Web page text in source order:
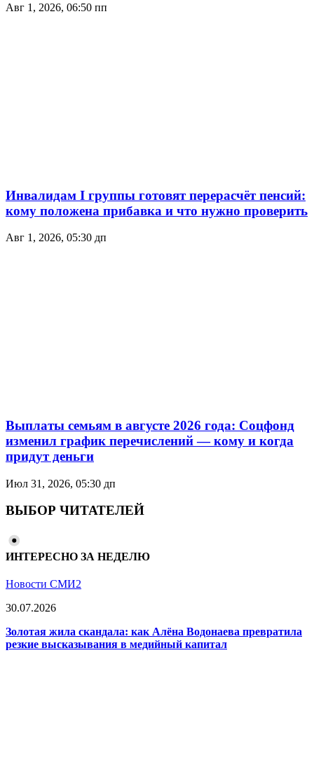
Авг 1, 2026, 06:50 пп
Инвалидам I группы готовят перерасчёт пенсий:
кому положена прибавка и что нужно проверить
Авг 1, 2026, 05:30 дп
Выплаты семьям в августе 2026 года: Соцфонд
изменил график перечислений — кому и когда
придут деньги
Июл 31, 2026, 05:30 дп
ВЫБОР ЧИТАТЕЛЕЙ
ИНТЕРЕСНО ЗА НЕДЕЛЮ
Новости СМИ2
30.07.2026
Золотая жила скандала: как Алёна Водонаева превратила
резкие высказывания в медийный капитал